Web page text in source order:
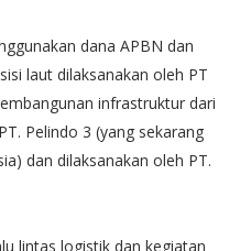
dana APBN dan
laut dilaksanakan oleh PT
infrastruktur dari
Pelindo 3 (yang sekarang
dan dilaksanakan oleh PT.
lintas logistik dan kegiatan